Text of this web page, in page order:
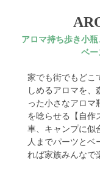
アロマ持ち歩き小
ベー
家でも街でもどこ
しめるアロマを、
った小さなアロマ
を唸らせる【自作
車、キャンプに似
人までパーツとベ
れば家族みんなで